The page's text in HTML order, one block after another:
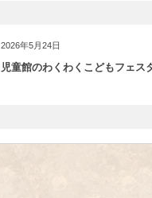
2026年5月24日
児童館のわくわくこどもフェス